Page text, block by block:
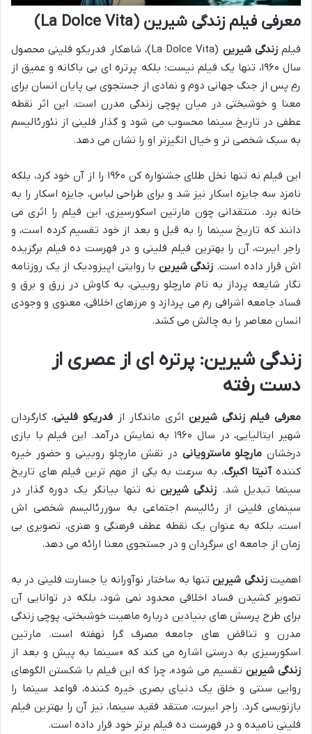
معرفی فیلم زندگی شیرین (La Dolce Vita)
فیلمزندگی شیرین
(La Dolce Vita)، شاهکار فدریکو فلینی محصول
سال ۱۹۶۰، تنها یک فیلم نیست؛ بلکه پرتره ای بی باکانه و عمیق از
رمِ پس از جنگ جهانی دوم و نمادی از جستجوی بی پایان انسان برای
معنا و خوشبختی در میان پوچی زندگی مدرن است. این اثر نقطه
عطفی در تاریخ سینما محسوب می شود و گذار فلینی از نئورئالیسم
به سبک شخصی تر و خیال انگیزتر او را نشان می دهد.
این فیلم نه تنها نخل طلای جشنواره کن ۱۹۶۰ را از آن خود کرد، بلکه
نامزد سه جایزه اسکار نیز شد و برای طراحی لباس، جایزه اسکار را به
خانه برد. منتقدانی چون مارتین اسکورسیزی، این فیلم را اثری می
دانند که تاریخ سینما را به قبل و بعد از خود تقسیم کرده است، و
راجر ایبرت، آن را بهترین فیلم فلینی و در فهرست ده فیلم برگزیده
اش قرار داده است. زندگی شیرین با روایتی اپیزودیک از یک روزنامه
نگار شایعه پرداز به نام مارچلو روبینی، به کاوش در زرق و برق و
فساد جامعه اشرافی رم می پردازد و مرزهای اخلاقی، معنوی و وجودی
انسان معاصر را به چالش می کشد.
زندگی شیرین: پرتره ای از عصری از
دست رفته
معرفی فیلم زندگی شیرین اثری ماندگار از فدریکو فلینی، کارگردان
شهیر ایتالیایی، در سال ۱۹۶۰ به نمایش درآمد. این فیلم با بازی
درخشان مارچلو ماسترویانی در نقش مارچلو روبینی و حضور خیره
کنندهآنیتا اکبرگ، به سرعت به یکی از مهم ترین فیلم های تاریخ
سینما تبدیل شد. زندگی شیریننه تنها بیانگر یک دوره گذار در
سینمای فلینی از رئالیسم اجتماعی به سوررئالیسم شخصی اش
است، بلکه به عنوان یک نقطه عطف فرهنگی و هنری، تصویری بی
زمان از جامعه ای سرگردان و در جستجوی معنا ارائه می دهد.
اهمیتزندگی شیرینتنها به ساختار نوآورانه یا جسارت فلینی در به
تصویر کشیدن فساد اخلاقی محدود نمی شود، بلکه در توانایی آن
برای طرح پرسش های بنیادین درباره ماهیت خوشبختی، پوچی زندگی
مدرن و تناقض های جامعه مصرف گرا نهفته است. مارتین
اسکورسیزی به درستی اشاره می کند که «سینما به پیش و بعد از
زندگی شیرین تقسیم می شود»، چرا که این فیلم با شکستن الگوهای
روایی سنتی و خلق یک دنیای بصری خیره کننده، قواعد سینما را
بازنویسی کرد. راجر ایبرت، منتقد فقید سینما، نیز آن را بهترین فیلم
فلینی نامیده و در فهرست ده فیلم برتر خود قرار داده است.